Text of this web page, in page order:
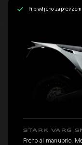
Pripravljeno za prevzem
STARK VARG
Freno al manubrio,